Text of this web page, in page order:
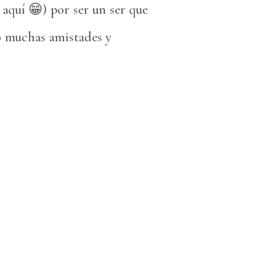
😁) por ser un ser que
amistades y